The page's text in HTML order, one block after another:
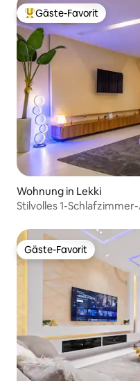
Beliebter Gäste-Favorit.
Gäste-Favorit
Wohnung in Lekki
Stilvolles 1-
Gäste-Favorit
Gäste-Favorit